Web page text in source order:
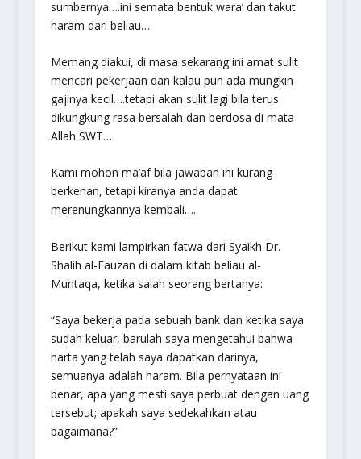
sumbernya….ini semata bentuk wara’ dan takut
haram dari beliau…
Memang diakui, di masa sekarang ini amat sulit
mencari pekerjaan dan kalau pun ada mungkin
gajinya kecil….tetapi akan sulit lagi bila terus
dikungkung rasa bersalah dan berdosa di mata
Allah SWT…
Kami mohon ma’af bila jawaban ini kurang
berkenan, tetapi kiranya anda dapat
merenungkannya kembali….
Berikut kami lampirkan fatwa dari Syaikh Dr.
Shalih al-Fauzan di dalam kitab beliau al-
Muntaqa, ketika salah seorang bertanya:
“Saya bekerja pada sebuah bank dan ketika saya
sudah keluar, barulah saya mengetahui bahwa
harta yang telah saya dapatkan darinya,
semuanya adalah haram. Bila pernyataan ini
benar, apa yang mesti saya perbuat dengan uang
tersebut; apakah saya sedekahkan atau
bagaimana?”